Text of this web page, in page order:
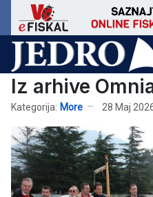
Iz arhive
Kategorija: More 28 Maj